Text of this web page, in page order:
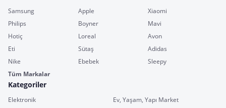
Samsung Apple
Xiaomi
Philips
Boyner
Mavi
Hotiç
Loreal
Avon
Eti
Sütaş
Adidas
Nike
Ebebek
Sleepy
Tüm Markalar
Kategoriler
Elektronik
Ev, Yaşam, Yapı Market